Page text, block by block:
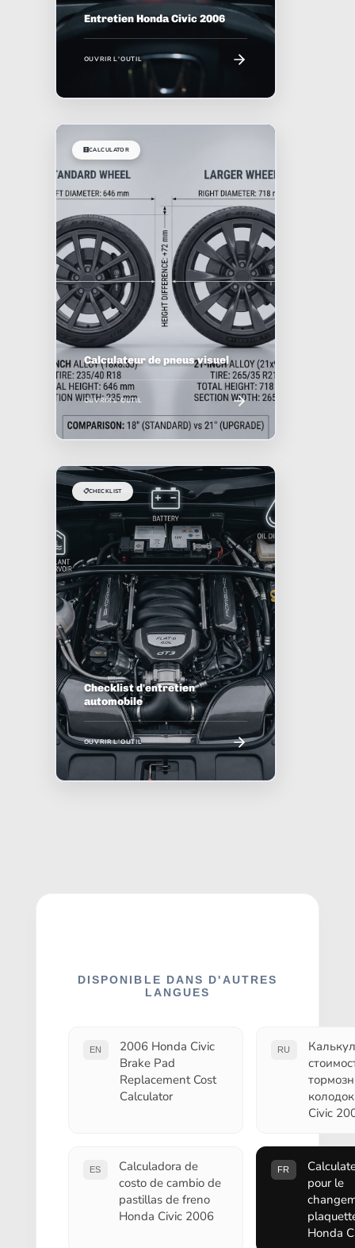
Entretien Honda Civic 2006
OUVRIR L'OUTIL
🧮CALCULATOR
Calculateur de pneus visuel
OUVRIR L'OUTIL
📋CHECKLIST
Checklist d'entretien
automobile
OUVRIR L'OUTIL
DISPONIBLE DANS D'AUTRES
LANGUES
EN
2006 Honda Civic
Brake Pad
Replacement Cost
Calculator
RU
Civic
ES
Calculadora de
costo de cambio de
pastillas de freno
Honda Civic 2006
FR
pour le
Honda